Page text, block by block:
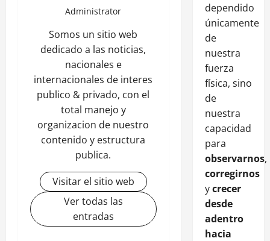
Administrator
Somos un sitio web
dedicado a las noticias,
nacionales e
internacionales de interes
publico & privado, con el
total manejo y
organizacion de nuestro
contenido y estructura
publica.
Visitar el sitio web
Ver todas las
entradas
dependido
únicamente
de
nuestra
fuerza
física, sino
de
nuestra
capacidad
para
observarnos,
corregirnos
ycrecer
desde
adentro
hacia